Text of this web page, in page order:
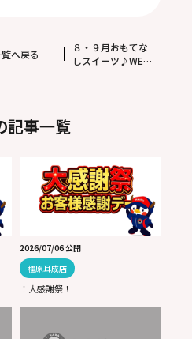
へ戻る
８・９月おもてな
しスイーツ♪WEB
記事一覧
2026/07/06 公開
橿原耳成店
！大感謝祭！